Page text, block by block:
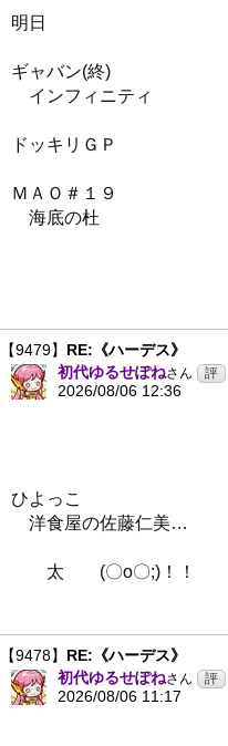
明日
ギャバン(終)
インフィニティ
ドッキリＧＰ
ＭＡＯ＃１９
海底の杜
【9479】 RE:《ハーデス》
初代ゆるせぽねさん
2026/08/06 12:36
ひよっこ
洋食屋の佐藤仁美…
太 (〇o〇;)！！
【9478】 RE:《ハーデス》
初代ゆるせぽねさん
2026/08/06 11:17